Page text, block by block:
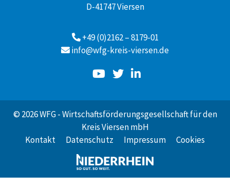
D-41747 Viersen
+49 (0)2162 – 8179-01
info@wfg-kreis-viersen.de
© 2026 WFG - Wirtschaftsförderungsgesellschaft für den
Kreis Viersen mbH
Kontakt
Datenschutz Impressum Cookies